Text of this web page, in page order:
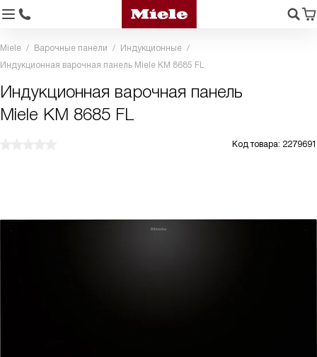
Miele Варочные панели
Индукционные
Индукционная варочная панель Miele KM 8685 FL
Индукционная варочная панель
Miele KM 8685 FL
Код товара: 2279691